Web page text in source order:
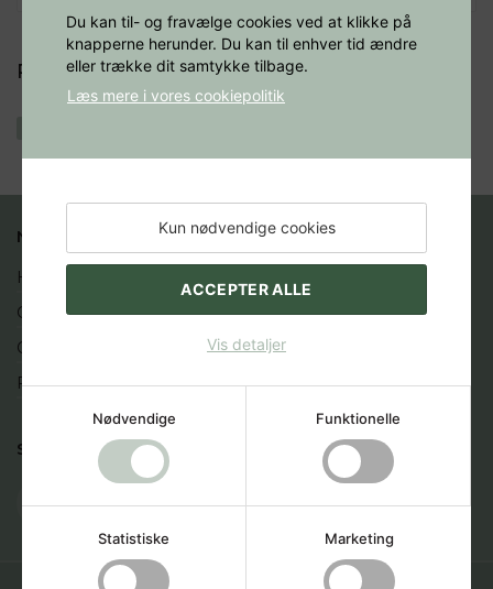
Du kan til- og fravælge cookies ved at klikke på
knapperne herunder. Du kan til enhver tid ændre
eller trække dit samtykke tilbage.
Læs mere i vores cookiepolitik
Kun nødvendige cookies
ACCEPTER ALLE
Vis detaljer
Nødvendige Funktionelle
Statistiske Marketing
Patologi 1
NYTTIGE LINKS
Handelsbetingelser
Cookies
Opret profil
Fortryd køb
SOCIALE MEDIER